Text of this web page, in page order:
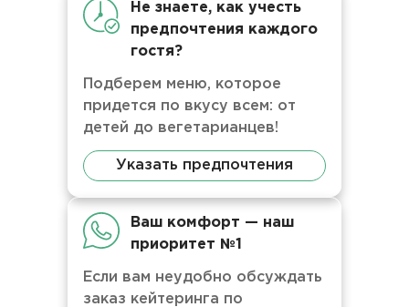
Не знаете, как учесть
предпочтения каждого
гостя?
Подберем меню, которое
придется по вкусу всем: от
детей до вегетарианцев!
Указать предпочтения
Ваш комфорт — наш
приоритет №1
Если вам неудобно обсуждать
заказ кейтеринга по